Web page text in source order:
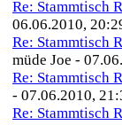
Re: Stammtisch
06.06.2010,
Re: Stammtisch
müde Joe -
Re: Stammtisch
- 07.06.2010,
Re: Stammtisch